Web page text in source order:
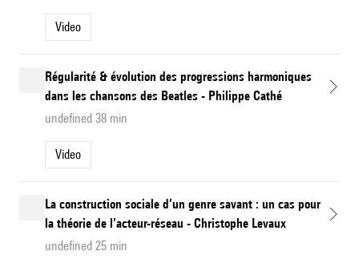
Video
Régularité & évolution des progressions harmoniques
dans les chansons des Beatles - Philippe Cathé
undefined 38 min
Video
La construction sociale d’un genre savant : un cas pour
la théorie de l’acteur-réseau - Christophe Levaux
undefined 25 min